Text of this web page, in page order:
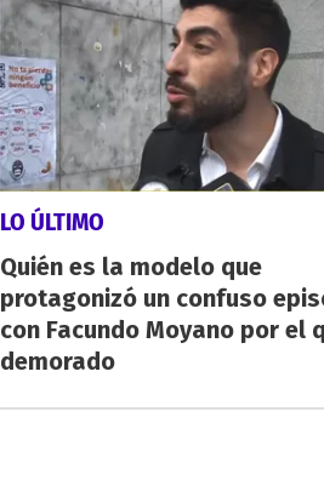
LO ÚLTIMO
Quién es la modelo que
protagonizó un confuso
con Facundo Moyano por el
demorado